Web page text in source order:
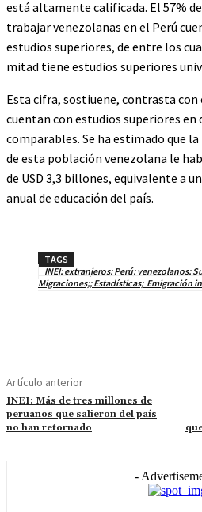
está altamente calificada. El 57%
trabajar venezolanas en el Perú
estudios superiores, de entre los
mitad tiene estudios superiores
Esta cifra, sostiuene, contrasta con
cuentan con estudios superiores
comparables. Se ha estimado que
de esta población venezolana le
de USD 3,3 billones, equivalente a
anual de educación del país.
TAGS
INEI; extranjeros; Perú; venezolanos;
Migraciones;; Estadísticas; Emigración
Artículo anterior
INEI: Más de tres millones de
peruanos que salieron del país
no han retornado
-